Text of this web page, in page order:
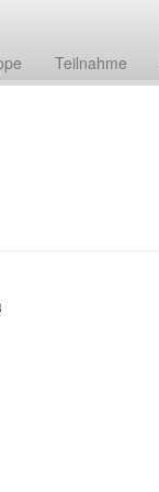
Teilnahme